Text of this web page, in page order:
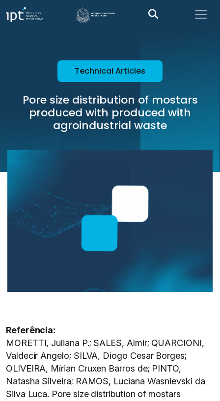
Technical Articles
Pore size distribution of mostars
produced with produced with
agroindustrial waste
Referência:
MORETTI, Juliana P.; SALES, Almir; QUARCIONI,
Valdecir Angelo; SILVA, Diogo Cesar Borges;
OLIVEIRA, Mírian Cruxen Barros de; PINTO,
Natasha Silveira; RAMOS, Luciana Wasnievski da
Silva Luca. Pore size distribution of mostars